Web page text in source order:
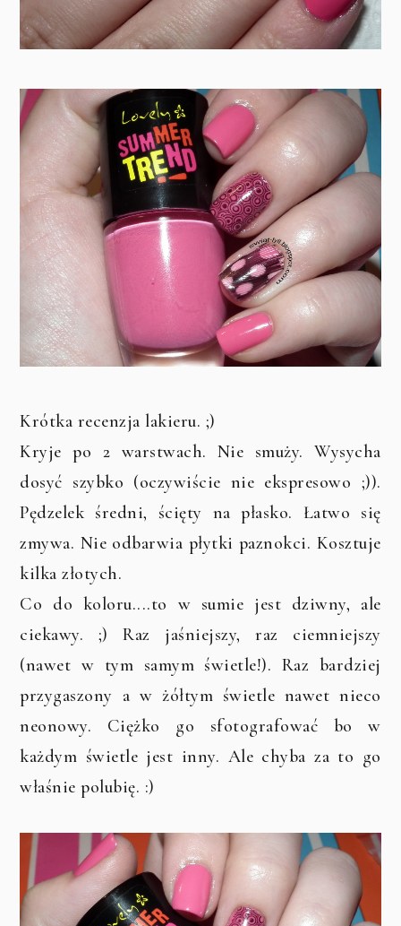
Krótka recenzja lakieru. ;)
Kryje po 2 warstwach. Nie smuży. Wysycha
dosyć szybko (oczywiście nie ekspresowo ;)).
Pędzelek średni, ścięty na płasko. Łatwo się
zmywa. Nie odbarwia płytki paznokci. Kosztuje
kilka złotych.
Co do koloru....to w sumie jest dziwny, ale
ciekawy. ;) Raz jaśniejszy, raz ciemniejszy
(nawet w tym samym świetle!). Raz bardziej
przygaszony a w żółtym świetle nawet nieco
neonowy. Ciężko go sfotografować bo w
każdym świetle jest inny. Ale chyba za to go
właśnie polubię. :)